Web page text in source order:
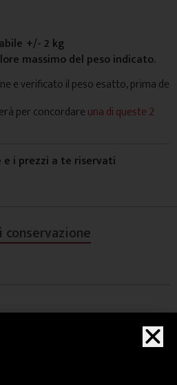
+/- 2 kg
massimo del peso indicato.
e verificato il peso esatto, prima de
per concordareuna di queste 2
i prezzi a te riservati
4°C e consumare previa
nell'etichetta apposta